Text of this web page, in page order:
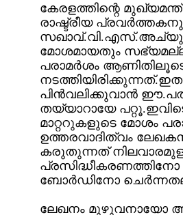
കേരളത്തിന്റെ
രാഷ്ട്രീയ
മോശമായതും
പരാമര്‍ശം
പിന്‍വലിക്കുവാന്‍
തയ്യാറായേ
മാറ്ററുകളുടെ മോശം
ഉത്തരവാദിത്വം
കരുതുന്നത്‌
പ്രസിദ്ധീകരണത്തിനോ
ബോര്‍ഡിനോ
ലേഖനം മുഴുവനായോ